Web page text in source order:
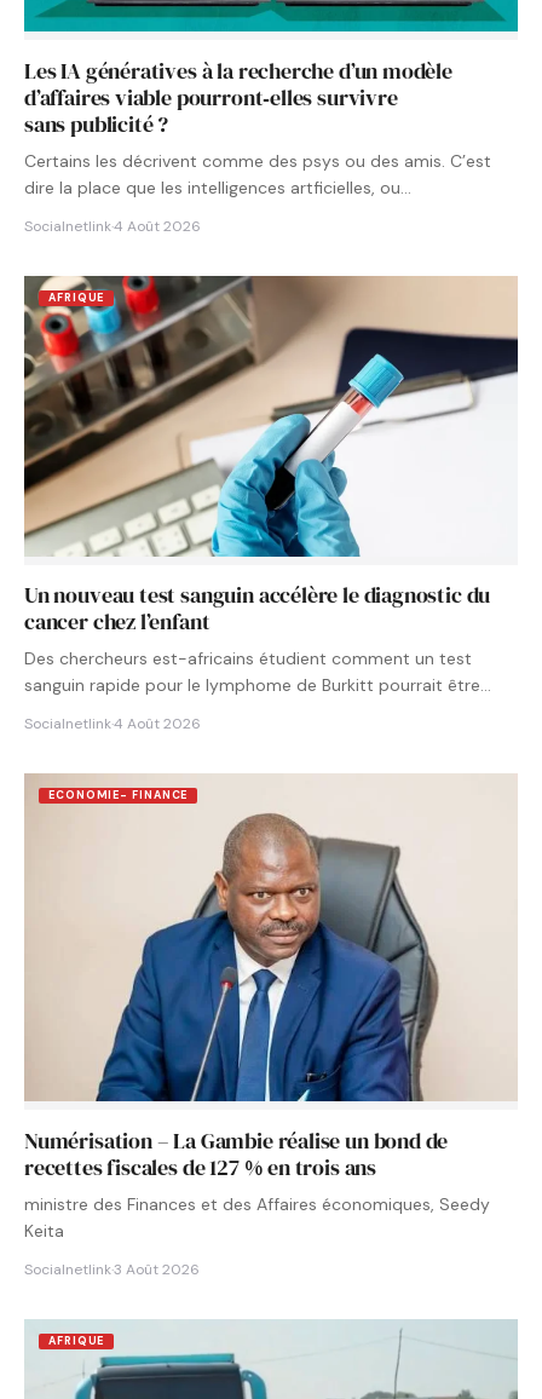
Les IA génératives à la recherche d’un modèle
d’affaires viable pourront‑elles survivre
sans publicité ?
Certains les décrivent comme des psys ou des amis. C’est
dire la place que les intelligences artficielles, ou…
Socialnetlink·4 Août 2026
AFRIQUE
Un nouveau test sanguin accélère le diagnostic du
cancer chez l’enfant
Des chercheurs est-africains étudient comment un test
sanguin rapide pour le lymphome de Burkitt pourrait être
Socialnetlink·4 Août 2026
ECONOMIE- FINANCE
Numérisation – La Gambie réalise un bond de
recettes fiscales de 127 % en trois ans
ministre des Finances et des Affaires économiques, Seedy
Keita
Socialnetlink·3 Août 2026
AFRIQUE